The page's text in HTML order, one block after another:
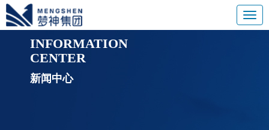
INFORMATION
CENTER
新闻中心